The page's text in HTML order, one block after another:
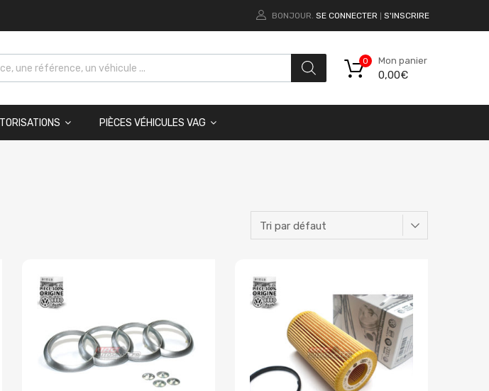
BONJOUR. SE CONNECTER S'INSCRIRE
Mon panier
0,00€
0
PIÈCES VÉHICULES VAG